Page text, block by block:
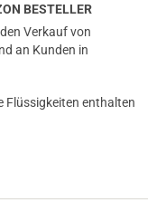
BESTELLER
Verkauf von
an Kunden in
Flüssigkeiten enthalten